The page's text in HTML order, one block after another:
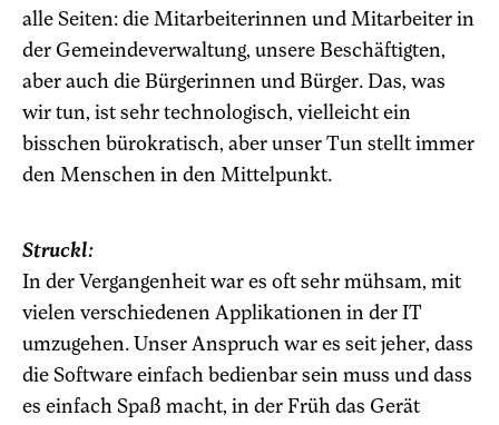
alle Seiten: die Mitarbeiterinnen und Mitarbeiter in
der Gemeindeverwaltung, unsere Beschäftigten,
aber auch die Bürgerinnen und Bürger. Das, was
wir tun, ist sehr technologisch, vielleicht ein
bisschen bürokratisch, aber unser Tun stellt immer
den Menschen in den Mittelpunkt.
Struckl:
In der Vergangenheit war es oft sehr mühsam, mit
vielen verschiedenen Applikationen in der IT
umzugehen. Unser Anspruch war es seit jeher, dass
die Software einfach bedienbar sein muss und dass
es einfach Spaß macht, in der Früh das Gerät